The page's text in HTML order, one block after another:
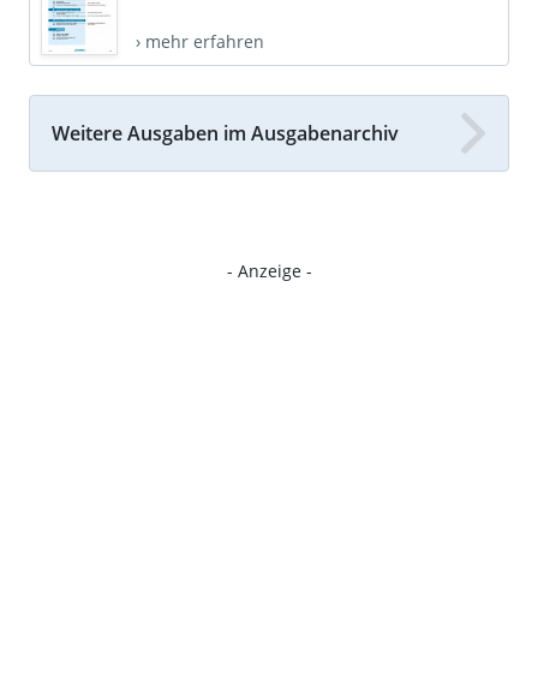
› mehr erfahren
Weitere Ausgaben im Ausgabenarchiv
- Anzeige -